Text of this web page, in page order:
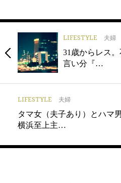
LIFESTYLE 夫婦
31歳からレス
言い分『…
LIFESTYLE 夫婦
タマ女（夫子あり）とハマ
横浜至上主…